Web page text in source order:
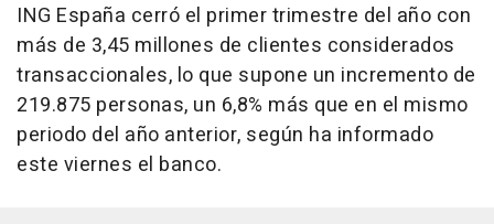
ING España cerró el primer trimestre del año con
más de 3,45 millones de clientes considerados
transaccionales, lo que supone un incremento de
219.875 personas, un 6,8% más que en el mismo
periodo del año anterior, según ha informado
este viernes el banco.